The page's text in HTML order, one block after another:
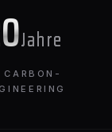
Jahre
CARBON-